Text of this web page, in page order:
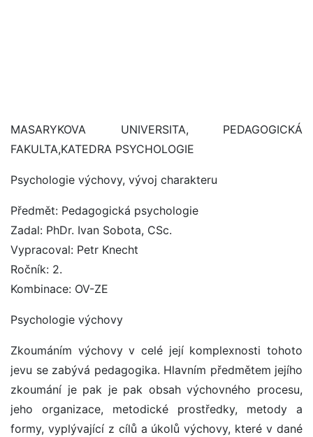
MASARYKOVA UNIVERSITA, PEDAGOGICKÁ
FAKULTA,KATEDRA PSYCHOLOGIE
Psychologie výchovy, vývoj charakteru
Předmět: Pedagogická psychologie
Zadal: PhDr. Ivan Sobota, CSc.
Vypracoval: Petr Knecht
Ročník: 2.
Kombinace: OV-ZE
Psychologie výchovy
Zkoumáním výchovy v celé její komplexnosti tohoto
jevu se zabývá pedagogika. Hlavním předmětem jejího
zkoumání je pak je pak obsah výchovného procesu,
jeho organizace, metodické prostředky, metody a
formy, vyplývající z cílů a úkolů výchovy, které v dané